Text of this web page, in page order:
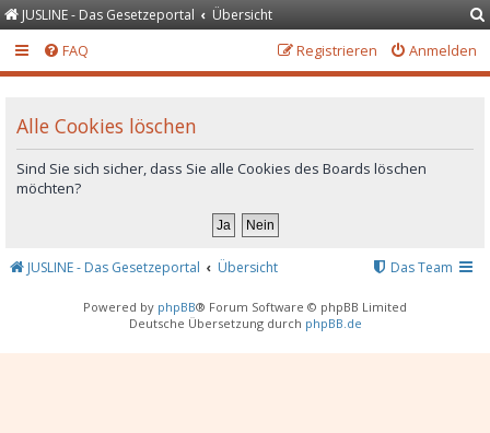
JUSLINE - Das Gesetzeportal Übersicht
FAQ Anmelden
Registrieren
Alle Cookies löschen
Sind Sie sich sicher, dass Sie alle Cookies des Boards löschen
möchten?
JUSLINE - Das Gesetzeportal Übersicht Das Team
Powered by phpBB® Forum Software © phpBB Limited
Deutsche Übersetzung durch phpBB.de